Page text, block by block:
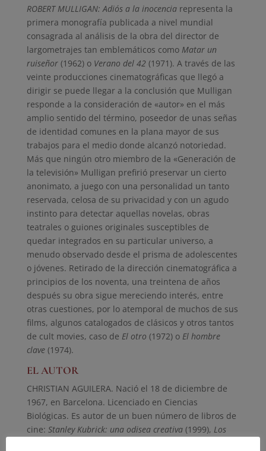
ROBERT MULLIGAN: Adiós a la inocencia representa la
primera monografía publicada a nivel mundial
consagrada al análisis de la obra del director de
largometrajes tan emblemáticos como Matar un
ruiseñor(1962) o Verano del 42(1971). A través de las
veinte producciones cinematográficas que llegó a
dirigir se puede llegar a la conclusión que Mulligan
responde a la consideración de «autor» en el más
amplio sentido del término, poseedor de unas señas
de identidad comunes en la plana mayor de sus
trabajos para el medio donde alcanzó notoriedad.
Más que ningún otro miembro de la «Generación de
la televisión» Mulligan prefirió preservar un cierto
anonimato, a juego con una personalidad un tanto
reservada, celosa de su privacidad y con un agudo
instinto para detectar aquellas novelas, obras
teatrales o guiones originales susceptibles de
quedar integrados en su particular universo, a
menudo observado desde el prisma de adolescentes
o jóvenes. Retirado de la dirección cinematográfica a
principios de los noventa, una treintena de años
después su obra sigue mereciendo interés, entre
otras cuestiones, por lo atemporal de muchos de sus
films, algunos catalogados de clásicos y otros tantos
de cult movies, caso de El otro (1972) o El hombre
clave(1974).
EL AUTOR
CHRISTIAN AGUILERA. Nació el 18 de diciembre de
1967, en Barcelona. Licenciado en Ciencias
Biológicas. Es autor de un buen número de libros de
cine: Stanley Kubrick: una odisea creativa(1999), Los